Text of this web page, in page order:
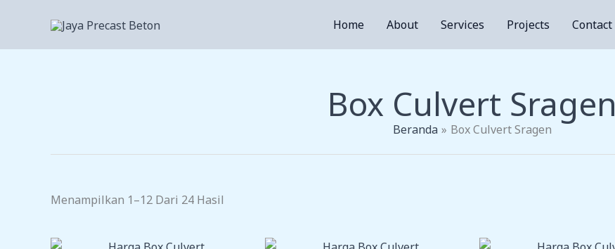
Konten
Home About Services Projects Contact
Box Culvert Sragen
Beranda Box Culvert Sragen
Menampilkan 1–12 Dari 24 Hasil